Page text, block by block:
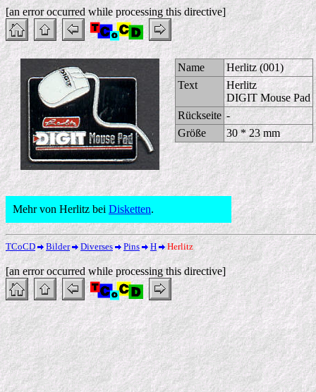
[an error occurred while processing this directive]
Name
Herlitz (001)
Text
Herlitz
DIGIT Mouse Pad
Rückseite -
Größe
30 * 23 mm
Mehr von Herlitz bei Disketten.
TCoCD Bilder Diverses Pins H Herlitz
[an error occurred while processing this directive]